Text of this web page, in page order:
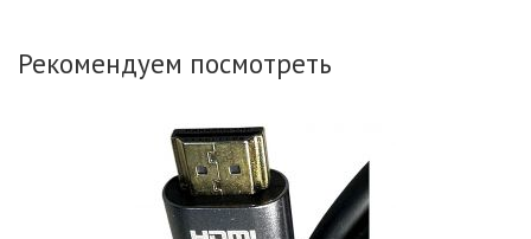
Рекомендуем посмотреть